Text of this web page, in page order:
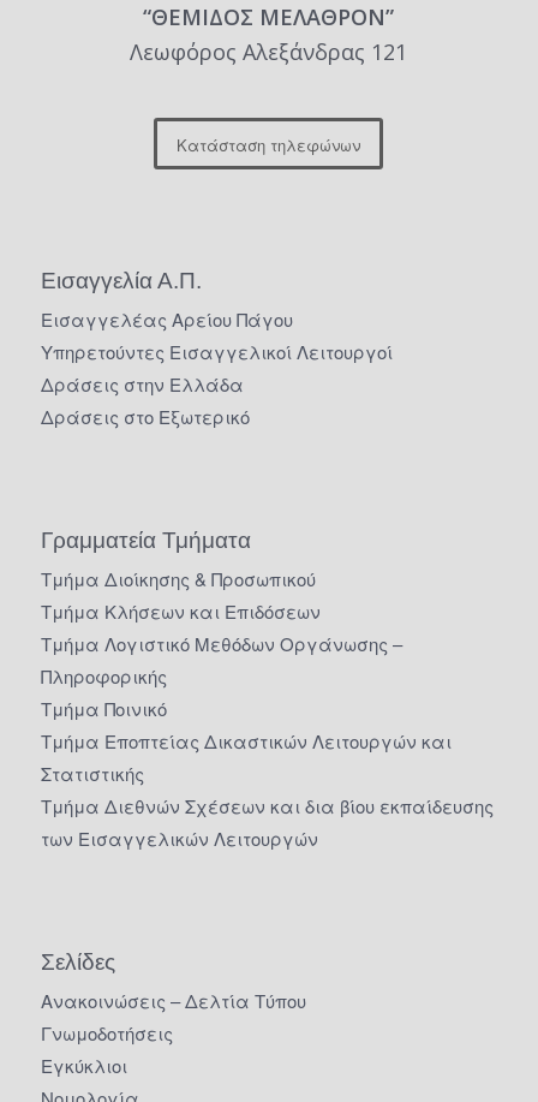
“ΘΕΜΙΔΟΣ ΜΕΛΑΘΡΟΝ”
Λεωφόρος Αλεξάνδρας 121
Κατάσταση τηλεφώνων
Εισαγγελία Α.Π.
Εισαγγελέας Αρείου Πάγου
Υπηρετούντες Εισαγγελικοί Λειτουργοί
Δράσεις στην Ελλάδα
Δράσεις στο Εξωτερικό
Γραμματεία Τμήματα
Τμήμα Διοίκησης & Προσωπικού
Τμήμα Κλήσεων και Επιδόσεων
Τμήμα Λογιστικό Μεθόδων Οργάνωσης –
Πληροφορικής
Τμήμα Ποινικό
Τμήμα Εποπτείας Δικαστικών Λειτουργών και
Στατιστικής
Τμήμα Διεθνών Σχέσεων και δια βίου εκπαίδευσης
των Εισαγγελικών Λειτουργών
Σελίδες
Ανακοινώσεις – Δελτία Τύπου
Γνωμοδοτήσεις
Εγκύκλιοι